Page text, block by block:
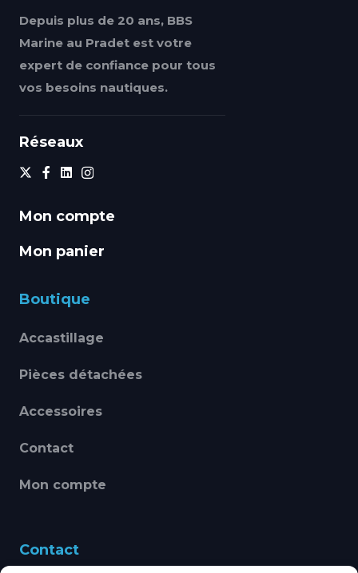
Depuis plus de 20 ans, BBS
Marine au Pradet est votre
expert de confiance pour tous
vos besoins nautiques.
Réseaux
Mon compte
Mon panier
Boutique
Accastillage
Pièces détachées
Accessoires
Contact
Mon compte
Contact